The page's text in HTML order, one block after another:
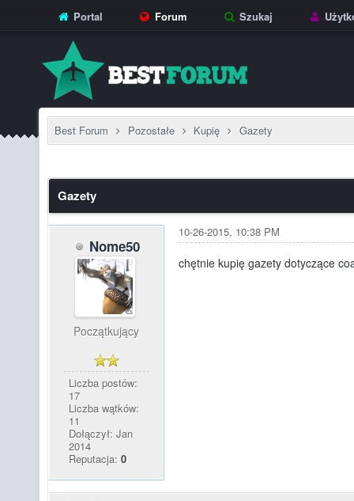
Portal Forum Szukaj
Best Forum Pozostałe Kupię Gazety
Gazety
Nome50
Początkujący
Liczba postów:
17
Liczba wątków:
11
Dołączył: Jan
2014
Reputacja: 0
10-26-2015, 10:38 PM
chętnie kupię gazety dotyczące